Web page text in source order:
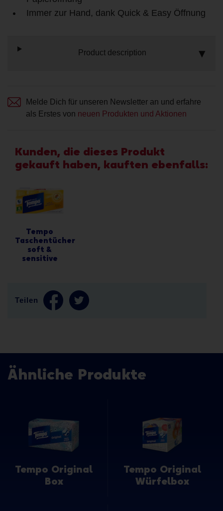
Immer zur Hand, dank Quick & Easy Öffnung
Product description
Melde Dich für unseren Newsletter an und erfahre
als Erstes von neuen Produkten und Aktionen
Kunden, die dieses Produkt
gekauft haben, kauften ebenfalls:
Tempo
Taschentücher
soft &
sensitive
Teilen
Ähnliche Produkte
Tempo Original
Box
Tempo Original
Würfelbox